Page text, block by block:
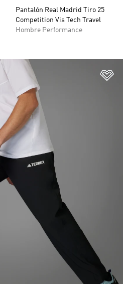
Pantalón Real Madrid Tiro 25
Competition Vis Tech Travel
Hombre Performance